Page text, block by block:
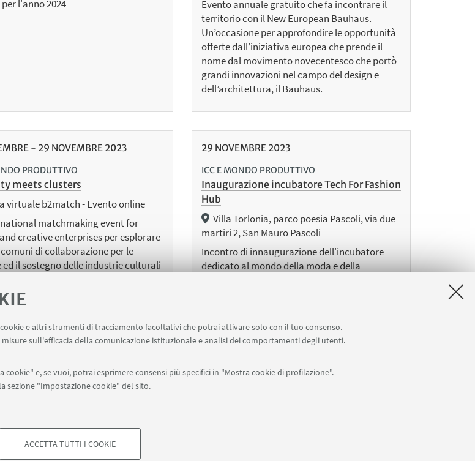
e altri strumenti di tracciamento facoltativi che potrai attivare solo con il tuo consenso.
sull'efficacia della comunicazione istituzionale e analisi dei comportamenti degli utenti.
e, se vuoi, potrai esprimere consensi più specifici in "Mostra cookie di profilazione".
sezione "Impostazione cookie" del sito.
COOKIE TECNICI - NECESSARI
ACCETTA TUTTI I COOKIE
l'anno 2024
Evento annuale gratuito che fa incontrare il
territorio con il New European Bauhaus.
Un’occasione per approfondire le opportunità
offerte dall’iniziativa europea che prende il
nome dal movimento novecentesco che portò
grandi innovazioni nel campo del design e
dell’architettura, il Bauhaus.
- 29 NOVEMBRE 2023
PRODUTTIVO
meets clusters
virtuale b2match - Evento online
matchmaking event for
creative enterprises per esplorare
di collaborazione per le
il sostegno delle industrie culturali
29 NOVEMBRE 2023
ICC E MONDO PRODUTTIVO
Inaugurazione incubatore Tech For Fashion
Hub
Villa Torlonia, parco poesia Pascoli, via due
martiri 2, San Mauro Pascoli
Incontro di innaugurazione dell'incubatore
dedicato al mondo della moda e della
3 4 5 6 7 ... 14
33 - 40126 Bologna - PI: 01131710376 - CF: 80007010376 -